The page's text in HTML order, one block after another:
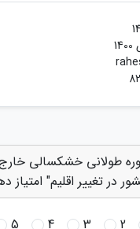
دوره طولانی خشکسالی
2
3
4
5